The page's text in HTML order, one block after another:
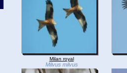
Milan royal
Milvus milvus